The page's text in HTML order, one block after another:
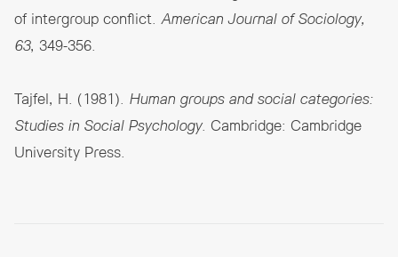
of intergroup conflict. American Journal of Sociology,
63, 349-356.
Tajfel, H. (1981). Human groups and social categories:
Studies in Social Psychology. Cambridge: Cambridge
University Press.